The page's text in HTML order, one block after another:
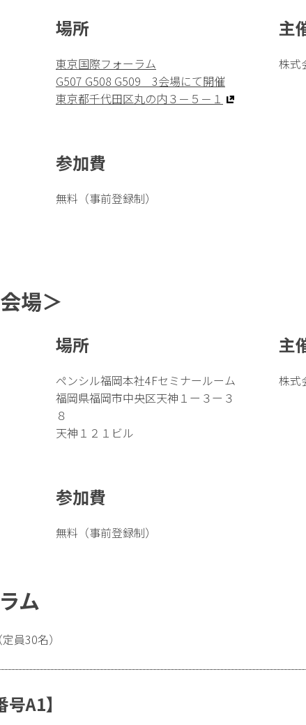
場所
東京国際フォーラム
G507 G508 G509 3会場にて開催
東京都千代田区丸の内３－５－１
主
株式
参加費
無料（事前登録制）
場＞
場所
ペンシル福岡本社4Fセミナールーム
福岡県福岡市中央区天神１ー３ー３
８
天神１２１ビル
主
株式
参加費
無料（事前登録制）
ム
員30名）
A1】